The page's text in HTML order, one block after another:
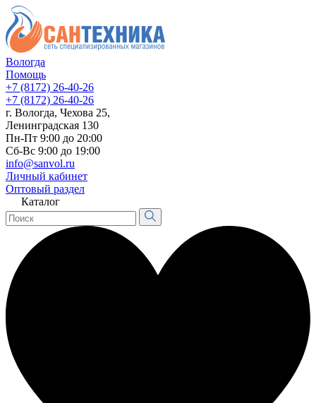
Вологда
Помощь
+7 (8172) 26-40-26
+7 (8172) 26-40-26
г. Вологда, Чехова 25,
Ленинградская 130
Пн-Пт 9:00 до 20:00
Сб-Вс 9:00 до 19:00
info@sanvol.ru
Личный кабинет
Оптовый раздел
Каталог